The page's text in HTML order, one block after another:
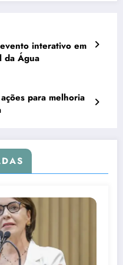
interativo em
da Água
para melhoria